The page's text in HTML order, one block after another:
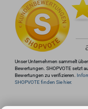
Unser Unternehmen sammelt
Bewertungen. SHOPVOTE setzt
Bewertungen zu verifizieren.
SHOPVOTE finden Sie hier.